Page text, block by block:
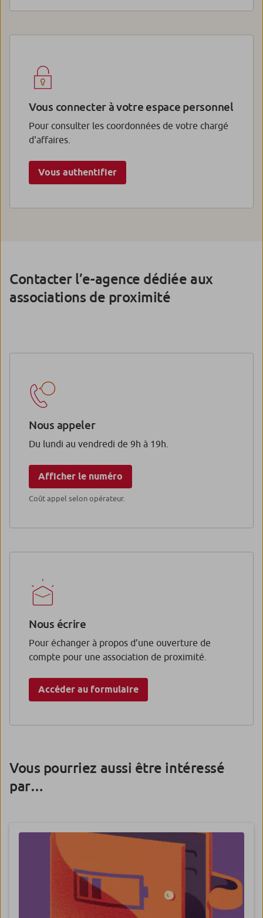
Vous connecter à votre espace personnel
Pour consulter les coordonnées de votre chargé
d'affaires.
Vous authentifier
Contacter l’e-agence dédiée aux
associations de proximité
Nous appeler
Du lundi au vendredi de 9h à 19h.
Afficher le numéro
Coût appel selon opérateur.
Nous écrire
Pour échanger à propos d’une ouverture de
compte pour une association de proximité.
Accéder au formulaire
Vous pourriez aussi être intéressé
par…